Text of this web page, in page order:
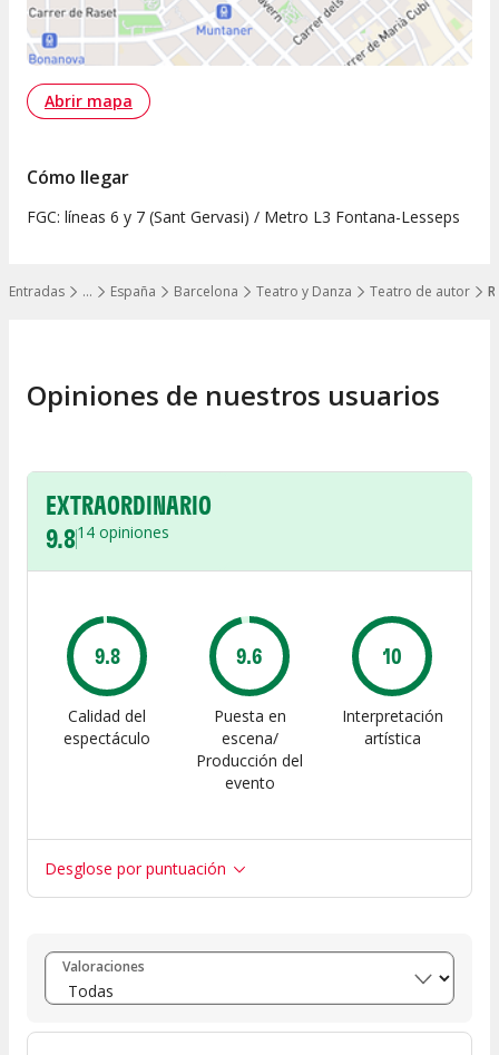
…
Mostrar todos los niveles
Entradas España Barcelona Teatro y Danza Teatro de autor
Abrir mapa
Cómo llegar
FGC: líneas 6 y 7 (Sant Gervasi) / Metro L3 Fontana-Lesseps
Opiniones de nuestros usuarios
EXTRAORDINARIO
9.814 opiniones
9.8
Calidad del
espectáculo
9.6
Puesta en
escena/
Producción del
evento
10
Interpretación
artística
Desglose por puntuación
Entre 8 y 10 (14)
Entre 6 y 8 (0)
Valoraciones